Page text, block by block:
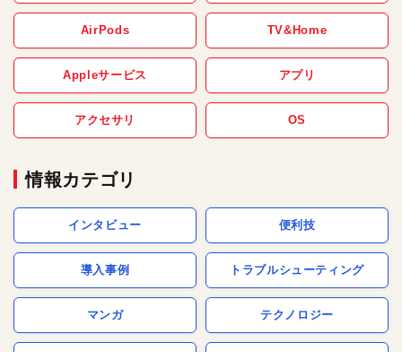
AirPods TV&Home
Appleサービス アプリ
アクセサリ OS
情報カテゴリ
インタビュー 便利技
導入事例 トラブルシューティング
マンガ テクノロジー